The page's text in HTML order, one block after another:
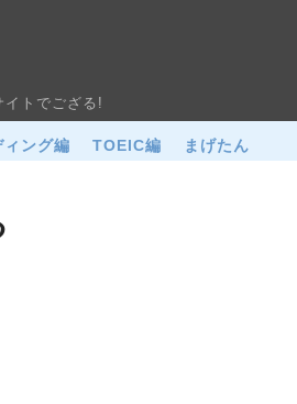
イトでござる!
ィング編 TOEIC編 まげたん